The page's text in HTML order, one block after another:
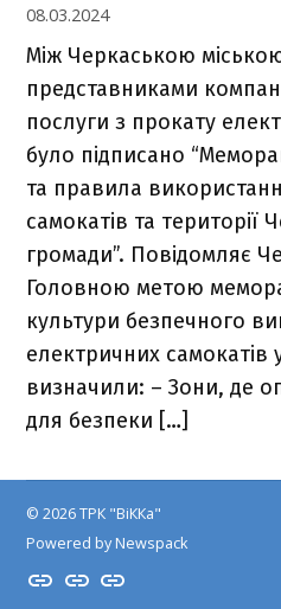
08.03.2024
Між Черкаською
представниками
послуги з прокату
було підписано
та правила
самокатів та території
громади”. Повідомляє
Головною метою
культури безпечного
електричних самокатів
визначили: – Зони, де
для безпеки […]
© 2026 ТРК "ВіККа"
Powered by Newspack
Insta
YouTube
FB